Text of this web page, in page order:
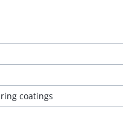
coatings